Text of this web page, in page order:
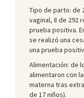
Tipo de parto: de
vaginal, 8 de 292
prueba positiva.
se realizó una
una prueba
Alimentación: de
alimentaron con
materna tras
de 17 niños).